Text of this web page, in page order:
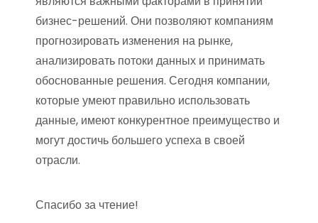
бизнес-решений. Они позволяют компаниям
прогнозировать изменения на рынке,
анализировать потоки данных и принимать
обоснованные решения. Сегодня компании,
которые умеют правильно использовать
данные, имеют конкурентное преимущество и
могут достичь большего успеха в своей
отрасли.
Спасибо за чтение!